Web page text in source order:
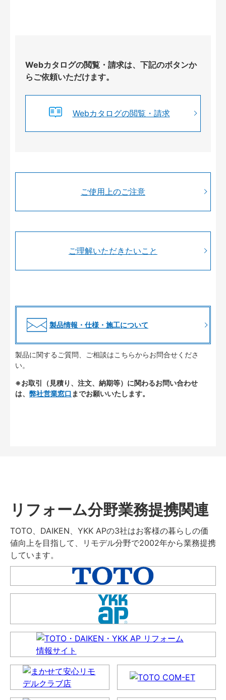
Webカタログの閲覧・請求は、下記のボタンか
らご依頼いただけます。
Webカタログの閲覧・請求
ご使用上のご注意
ご理解いただきたいこと
製品情報・仕様・施工について
製品に関するご質問、ご相談はこちらからお問合せくださ
い。
※お取引（見積り、注文、納期等）に関わるお問い合わせ
は、 弊社営業窓口 までお願いいたします。
リフォーム分野業務提携関連
TOTO、DAIKEN、YKK APの3社はお客様の暮らしの価
値向上を目指して、リモデル分野で2002年から業務提携
しています。